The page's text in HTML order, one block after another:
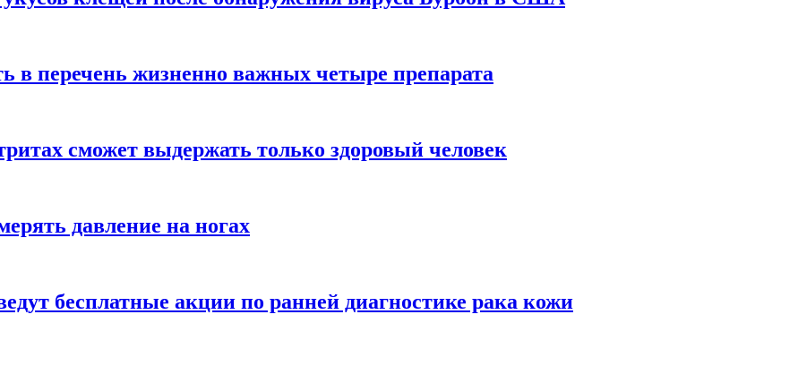
в перечень жизненно важных четыре препарата
сможет выдержать только здоровый человек
давление на ногах
бесплатные акции по ранней диагностике рака кожи